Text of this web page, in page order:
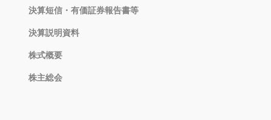
決算短信・有価証券報告書等
決算説明資料
株式概要
株主総会